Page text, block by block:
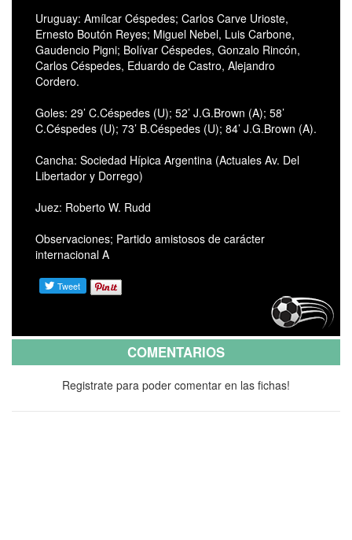
Uruguay: Amílcar Céspedes; Carlos Carve Urioste,
Ernesto Boutón Reyes; Miguel Nebel, Luis Carbone,
Gaudencio Pigni; Bolívar Céspedes, Gonzalo Rincón,
Carlos Céspedes, Eduardo de Castro, Alejandro
Cordero.
Goles: 29’ C.Céspedes (U); 52’ J.G.Brown (A); 58’
C.Céspedes (U); 73’ B.Céspedes (U); 84’ J.G.Brown (A).
Cancha: Sociedad Hípica Argentina (Actuales Av. Del
Libertador y Dorrego)
Juez: Roberto W. Rudd
Observaciones; Partido amistosos de carácter
internacional A
COMENTARIOS
Registrate para poder comentar en las fichas!